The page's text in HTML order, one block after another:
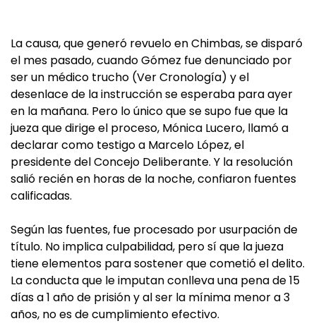
La causa, que generó revuelo en Chimbas, se disparó
el mes pasado, cuando Gómez fue denunciado por
ser un médico trucho (Ver Cronología) y el
desenlace de la instrucción se esperaba para ayer
en la mañana. Pero lo único que se supo fue que la
jueza que dirige el proceso, Mónica Lucero, llamó a
declarar como testigo a Marcelo López, el
presidente del Concejo Deliberante. Y la resolución
salió recién en horas de la noche, confiaron fuentes
calificadas.
Según las fuentes, fue procesado por usurpación de
título. No implica culpabilidad, pero sí que la jueza
tiene elementos para sostener que cometió el delito.
La conducta que le imputan conlleva una pena de 15
días a 1 año de prisión y al ser la mínima menor a 3
años, no es de cumplimiento efectivo.